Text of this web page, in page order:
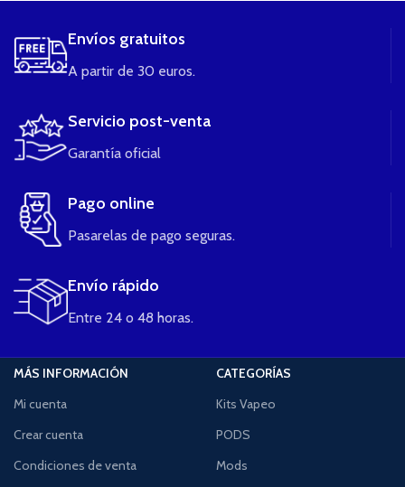
Envíos gratuitos
A partir de 30 euros.
Servicio post-venta
Garantía oficial
Pago online
Pasarelas de pago seguras.
Envío rápido
Entre 24 o 48 horas.
MÁS INFORMACIÓN
Mi cuenta
Crear cuenta
Condiciones de venta
CATEGORÍAS
Kits Vapeo
PODS
Mods